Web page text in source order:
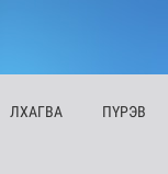
ЛХАГВА ПҮРЭВ